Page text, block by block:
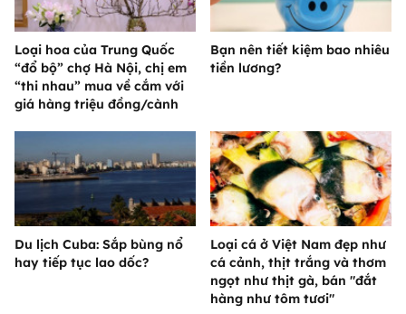
Loại hoa của Trung Quốc
“đổ bộ” chợ Hà Nội, chị em
“thi nhau” mua về cắm với
giá hàng triệu đồng/cành
Bạn nên tiết kiệm bao nhiêu
tiền lương?
Du lịch Cuba: Sắp bùng nổ
hay tiếp tục lao dốc?
Loại cá ở Việt Nam đẹp như
cá cảnh, thịt trắng và thơm
ngọt như thịt gà, bán "đắt
hàng như tôm tươi"